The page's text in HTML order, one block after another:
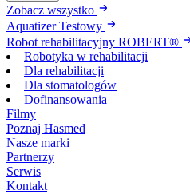
Zobacz wszystko
Aquatizer Testowy
Robot rehabilitacyjny ROBERT®
Robotyka w rehabilitacji
Dla rehabilitacji
Dla stomatologów
Dofinansowania
Filmy
Poznaj Hasmed
Nasze marki
Partnerzy
Serwis
Kontakt